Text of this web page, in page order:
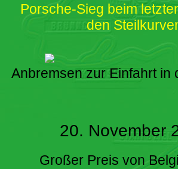
Porsche-Sieg beim
den
Anbremsen zur Einfahrt in
20. November
Großer Preis von